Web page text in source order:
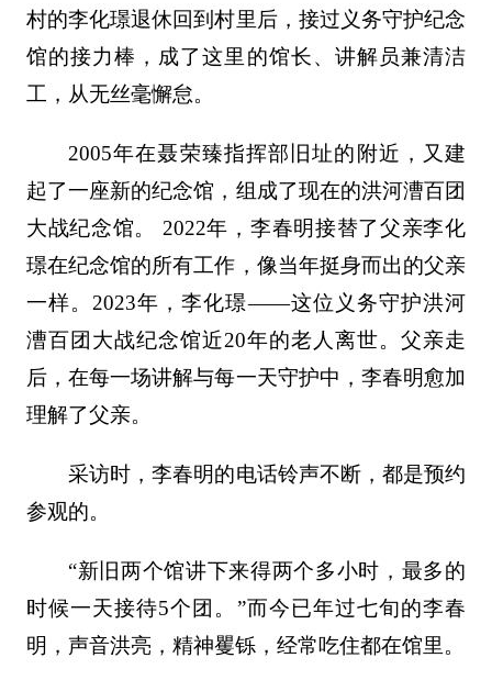
村的李化璟退休回到村里后，接过义务守护纪念
馆的接力棒，成了这里的馆长、讲解员兼清洁
工，从无丝毫懈怠。
2005年在聂荣臻指挥部旧址的附近，又建
起了一座新的纪念馆，组成了现在的洪河漕百团
大战纪念馆。 2022年，李春明接替了父亲李化
璟在纪念馆的所有工作，像当年挺身而出的父亲
一样。2023年，李化璟——这位义务守护洪河
漕百团大战纪念馆近20年的老人离世。父亲走
后，在每一场讲解与每一天守护中，李春明愈加
理解了父亲。
采访时，李春明的电话铃声不断，都是预约
参观的。
“新旧两个馆讲下来得两个多小时，最多的
时候一天接待5个团。”而今已年过七旬的李春
明，声音洪亮，精神矍铄，经常吃住都在馆里。